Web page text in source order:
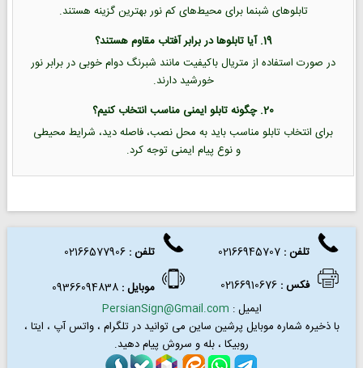
تابلوهای شبنما برای محیط‌های کم نور بهترین گزینه هستند.
19. آیا تابلوها در برابر آفتاب مقاوم هستند؟
در صورت استفاده از متریال باکیفیت مانند شبرنگ دوام خوبی در برابر نور
خورشید دارند.
20. چگونه تابلو ایمنی مناسب انتخاب کنیم؟
برای انتخاب تابلو مناسب باید به محل نصب، فاصله دید، شرایط محیطی
و نوع پیام ایمنی توجه کرد.
تلفن : تلفن:
02166577906
فکس:
02166910676 موبایل :
ایمیل : PersianSign@Gmail.com
با ذخیره شماره موبایل پرشین ساین می توانید درتلگرام ، واتس آپ ، ایتا ،
روبیکا ، بله و سروش پیام دهید.